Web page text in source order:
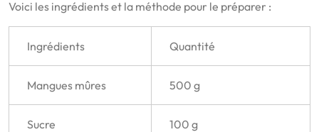
Voici les ingrédients et la méthode pour le préparer :
Ingrédients Quantité
Mangues mûres 500 g
Sucre 100 g